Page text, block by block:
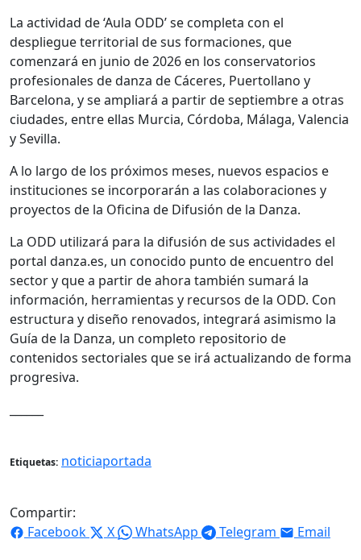
La actividad de ‘Aula ODD’ se completa con el
despliegue territorial de sus formaciones, que
comenzará en junio de 2026 en los conservatorios
profesionales de danza de Cáceres, Puertollano y
Barcelona, y se ampliará a partir de septiembre a otras
ciudades, entre ellas Murcia, Córdoba, Málaga, Valencia
y Sevilla.
A lo largo de los próximos meses, nuevos espacios e
instituciones se incorporarán a las colaboraciones y
proyectos de la Oficina de Difusión de la Danza.
La ODD utilizará para la difusión de sus actividades el
portal danza.es, un conocido punto de encuentro del
sector y que a partir de ahora también sumará la
información, herramientas y recursos de la ODD. Con
estructura y diseño renovados, integrará asimismo la
Guía de la Danza, un completo repositorio de
contenidos sectoriales que se irá actualizando de forma
progresiva.
Etiquetas: noticiaportada
Compartir:
Facebook
X WhatsApp Telegram Email